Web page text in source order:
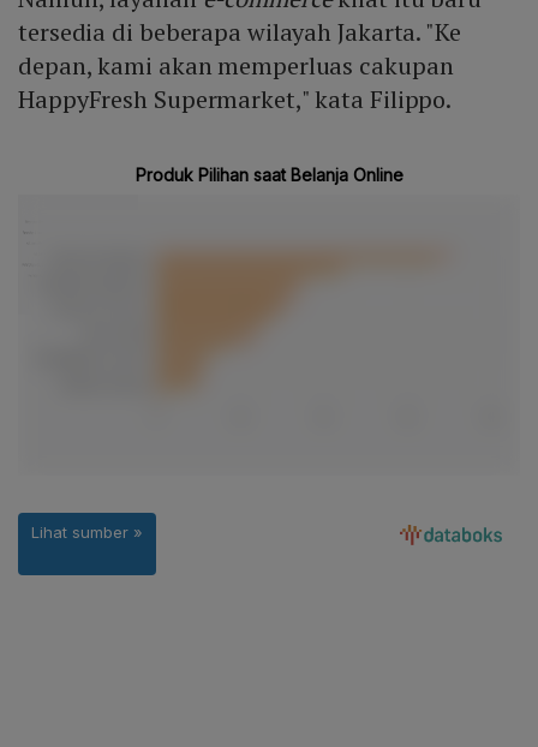
tersedia di beberapa wilayah Jakarta. "Ke
depan, kami akan memperluas cakupan
HappyFresh Supermarket," kata Filippo.